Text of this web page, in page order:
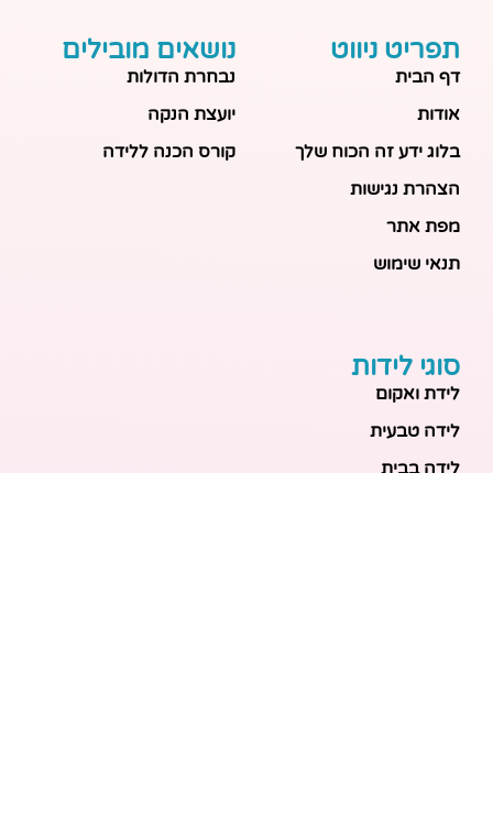
תפריט ניווט
דף הבית
אודות
בלוג ידע זה הכוח שלך
הצהרת נגישות
מפת אתר
תנאי שימוש
נושאים מובילים
נבחרת הדולות
יועצת הנקה
קורס הכנה ללידה
סוגי לידות
לידת ואקום
לידה טבעית
לידה בבית